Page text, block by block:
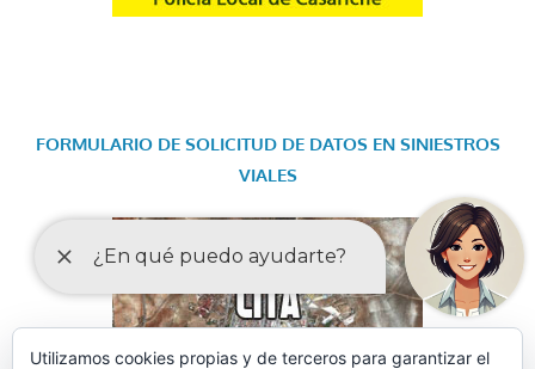
FORMULARIO DE SOLICITUD DE DATOS EN SINIESTROS
VIALES
Utilizamos cookies propias y de terceros para garantizar el